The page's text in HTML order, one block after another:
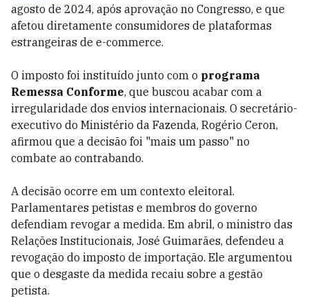
agosto de 2024, após aprovação no Congresso, e que
afetou diretamente consumidores de plataformas
estrangeiras de e-commerce.
O imposto foi instituído junto com o programa
Remessa Conforme, que buscou acabar com a
irregularidade dos envios internacionais. O secretário-
executivo do Ministério da Fazenda, Rogério Ceron,
afirmou que a decisão foi "mais um passo" no
combate ao contrabando.
A decisão ocorre em um contexto eleitoral.
Parlamentares petistas e membros do governo
defendiam revogar a medida. Em abril, o ministro das
Relações Institucionais, José Guimarães, defendeu a
revogação do imposto de importação. Ele argumentou
que o desgaste da medida recaiu sobre a gestão
petista.